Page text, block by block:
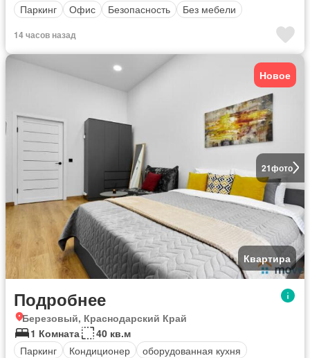
Паркинг
Офис Безопасность Без мебели
14 часов назад
21фото
Новое
Квартира
Подробнее
Березовый, Краснодарский Край
1 Комната
40 кв.м
Паркинг
Кондиционер
оборудованная кухня